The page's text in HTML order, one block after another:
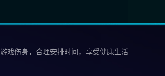
戏伤身，合理安排时间，享受健康生活